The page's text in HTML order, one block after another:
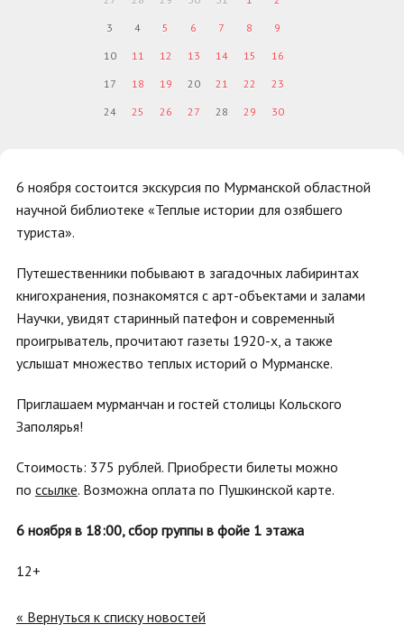
6 ноября состоится экскурсия по Мурманской областной
научной библиотеке «Теплые истории для озябшего
туриста».
Путешественники побывают в загадочных лабиринтах
книгохранения, познакомятся с арт-объектами и залами
Научки, увидят старинный патефон и современный
проигрыватель, прочитают газеты 1920-х, а также
услышат множество теплых историй о Мурманске.
Приглашаем мурманчан и гостей столицы Кольского
Заполярья!
Стоимость: 375 рублей. Приобрести билеты можно
по ссылке. Возможна оплата по Пушкинской карте.
6 ноября в 18:00, сбор группы в фойе 1 этажа
12+
« Вернуться к списку новостей
3 4 5 6 7 8 9
10 11 12 13 14 15 16
17 18 19 20 21 22 23
24 25 26 27 28 29 30